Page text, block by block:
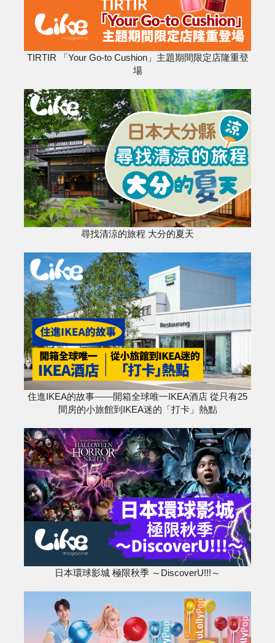
TIRTIR 「Your Go-to Cushion」主題期間限定店隆重登
場
尋找清涼的旅程 大分的夏天
住進IKEA的故事——開箱全球唯一IKEA酒店 從只有25
間房的小旅館到IKEA迷的「打卡」熱點
日本環球影城 極限秋季 ～DiscoverU!!!～